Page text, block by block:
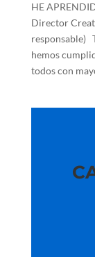
HE
Director
responsable)
hemos
todos con